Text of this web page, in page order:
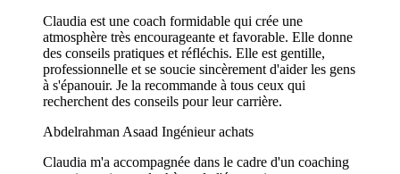
Claudia est une coach formidable qui crée une
atmosphère très encourageante et favorable. Elle donne
des conseils pratiques et réfléchis. Elle est gentille,
professionnelle et se soucie sincèrement d'aider les gens
à s'épanouir. Je la recommande à tous ceux qui
recherchent des conseils pour leur carrière.
Abdelrahman Asaad Ingénieur achats
Claudia m'a accompagnée dans le cadre d'un coaching